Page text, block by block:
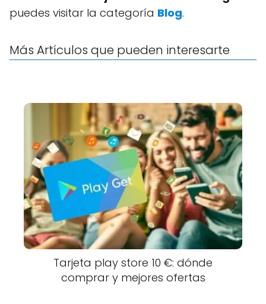
puedes visitar la categoría Blog.
Más Artículos que pueden interesarte
Tarjeta play store 10 €: dónde
comprar y mejores ofertas